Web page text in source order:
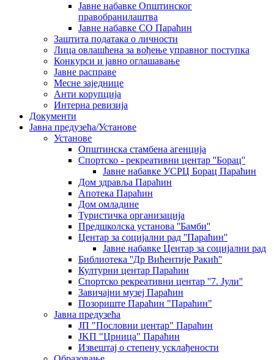
Јавне набавке Општинског
правобранилаштва
Јавне набавке СО Параћин
Заштита података о личности
Лица овлашћена за вођење управног поступка
Конкурси и јавно оглашавање
Јавне расправе
Месне заједнице
Анти корупција
Интерна ревизија
Документи
Јавна предузећа/Установе
Установе
Општинскa стамбенa агенцијa
Спортско - рекреативни центар ''Борац''
Јавне набавке УСРЦ Борац Параћин
Дом здравља Параћин
Апотека Параћин
Дом омладине
Туристичка организација
Предшколска установа ''Бамби''
Центар за социјални рад ''Параћин''
Јавне набавке Центар за социјални рад
Библиотека ''Др Вићентије Ракић''
Културни центар Параћин
Спортско рекреативни центар ''7. Јули''
Завичајни музеј Параћин
Позориште Параћин "Параћин"
Јавна предузећа
ЈП "Пословни центар" Параћин
ЈKП "Црница" Параћин
Извештај о степену усклађености